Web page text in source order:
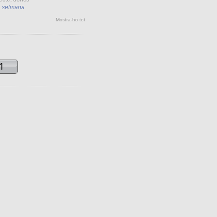
setmana
Mostra-ho tot